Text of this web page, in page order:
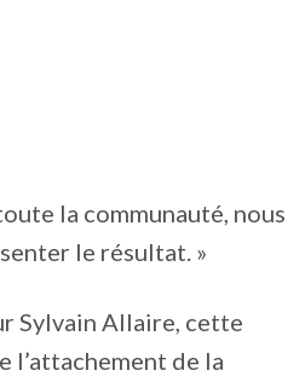
la communauté, nous
le résultat. »
Sylvain Allaire, cette
l’attachement de la